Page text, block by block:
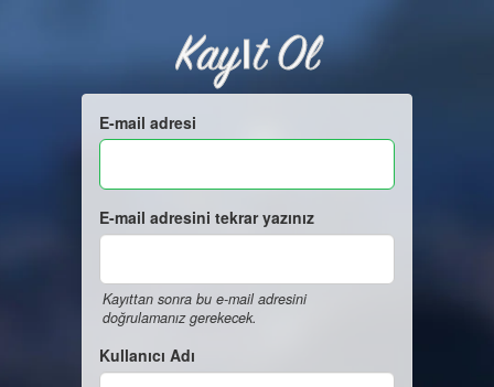
Kayıt Ol
E-mail adresi
E-mail adresini tekrar yazınız
Kayıttan sonra bu e-mail adresini
doğrulamanız gerekecek.
Kullanıcı Adı